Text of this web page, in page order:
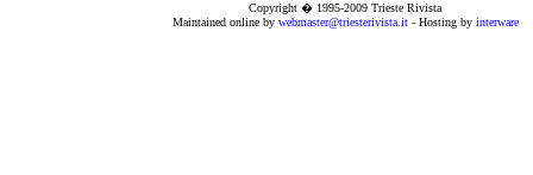
Copyright � 1995-2009 Trieste Rivista
Maintained online by webmaster@triesterivista.it- Hosting by interware